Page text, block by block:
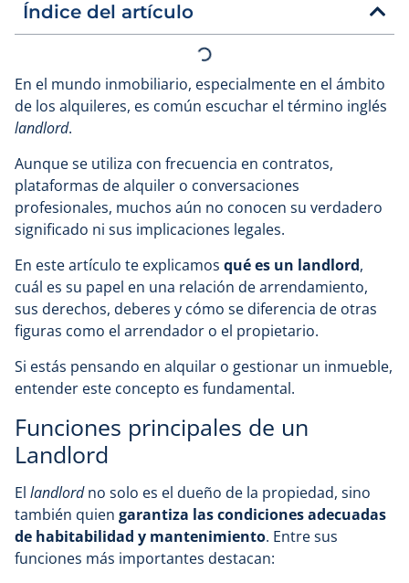
Índice del artículo
En el mundo inmobiliario, especialmente en el ámbito
de los alquileres, es común escuchar el término inglés
landlord.
Aunque se utiliza con frecuencia en contratos,
plataformas de alquiler o conversaciones
profesionales, muchos aún no conocen su verdadero
significado ni sus implicaciones legales.
En este artículo te explicamos qué es un landlord,
cuál es su papel en una relación de arrendamiento,
sus derechos, deberes y cómo se diferencia de otras
figuras como el arrendador o el propietario.
Si estás pensando en alquilar o gestionar un inmueble,
entender este concepto es fundamental.
Funciones principales de un
Landlord
El landlordno solo es el dueño de la propiedad, sino
también quien garantiza las condiciones adecuadas
de habitabilidad y mantenimiento. Entre sus
funciones más importantes destacan: